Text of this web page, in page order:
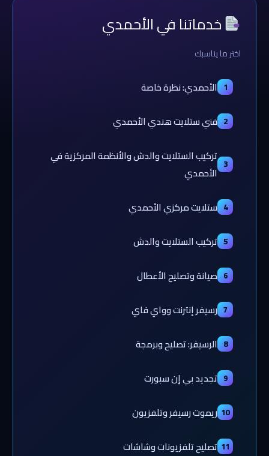
خدماتنا في الأحمدي
اختر ما يناسبك
1 الأحمدي: نظرة خاصة
2 فني ستلايت هندي الأحمدي
3 تركيب الستلايت والدش والأنظمة المركزية في
الأحمدي
4 ستلايت مركزي الأحمدي
5 تركيب الستلايت والدش
6 صيانة وتصليح الأعطال
7 رسيفر إنترنت وواي فاي
8 الرسيفر: تصليح وبرمجة
9 تجديد بي إن سبورت
10 ريموت رسيفر وتلفزيون
11 تصليح تلفزيونات وشاشات